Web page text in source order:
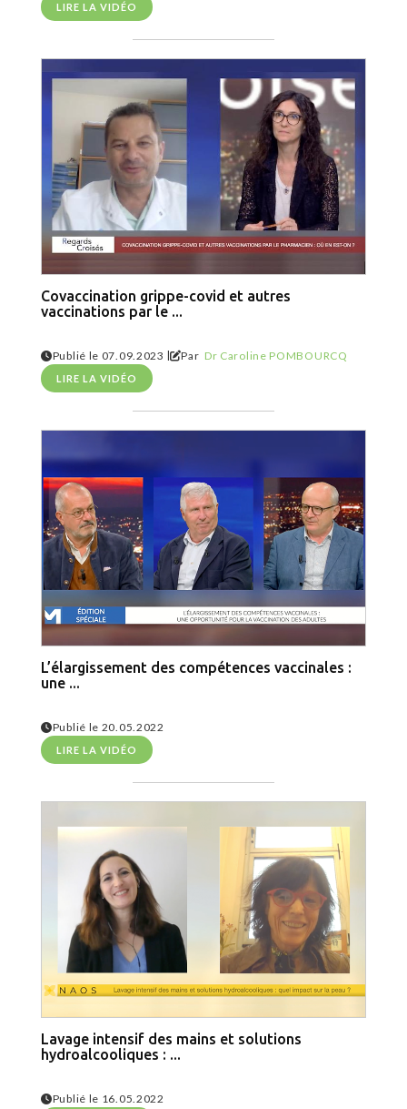
LIRE LA VIDÉO
Covaccination grippe-covid et autres
vaccinations par le ...
Publié le 07.09.2023 | Par Dr Caroline POMBOURCQ
LIRE LA VIDÉO
L’élargissement des compétences vaccinales :
une ...
Publié le 20.05.2022
LIRE LA VIDÉO
Lavage intensif des mains et solutions
hydroalcooliques : ...
Publié le 16.05.2022